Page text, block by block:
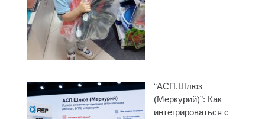
“АСП.Шлюз
(Меркурий)”: Как
интегрироваться с